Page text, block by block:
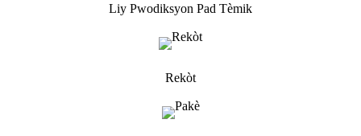
Liy Pwodiksyon Pad Tèmik
Rekòt